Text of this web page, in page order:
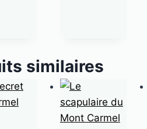
similaires